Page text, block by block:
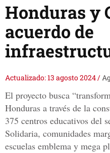
Honduras y
acuerdo de
Actualizado: 13 agosto 2024/
El proyecto busca
Honduras a través de la
375 centros educativos del
Solidaria, comunidades
escuelas emblema y mega